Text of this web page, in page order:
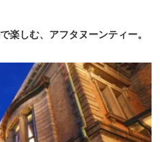
楽しむ、アフタヌーンティー。